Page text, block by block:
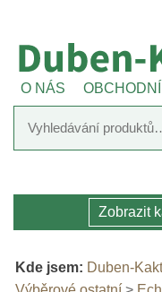
O NÁS
Zobrazit
Kde jsem: Duben-